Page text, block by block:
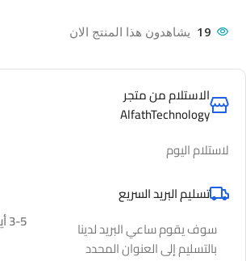
19 يشاهدون هذا المنتج الان
الاستلام من متجر
AlfathTechnology
لاستلام اليوم
تسليم البريد السريع
سوف يقوم ساعي البريد لدينا
بالتسليم إلى العنوان المحدد
3-5 أيام